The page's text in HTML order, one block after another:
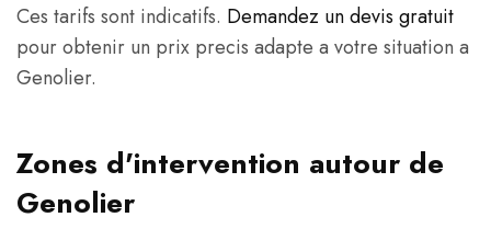
Ces tarifs sont indicatifs. Demandez un devis gratuit
pour obtenir un prix precis adapte a votre situation a
Genolier.
Zones d'intervention autour de
Genolier